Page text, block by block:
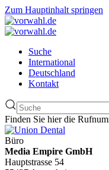
Zum Hauptinhalt springen
Suche
International
Deutschland
Kontakt
Finden Sie hier die
Büro
Media Empire GmbH
Hauptstrasse 54